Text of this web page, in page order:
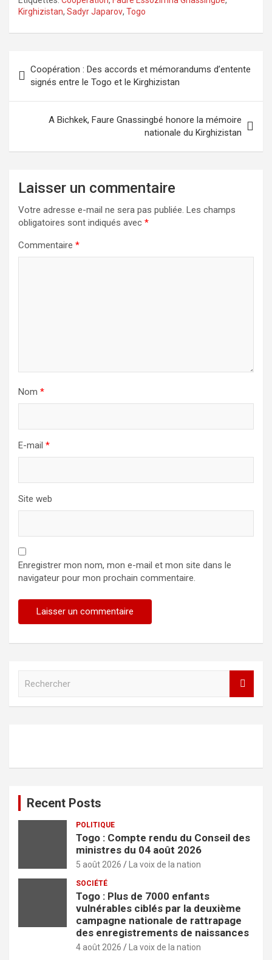
Kirghizistan, Sadyr Japarov, Togo
de
l’article
Coopération : Des accords et mémorandums d’entente
signés entre le Togo et le Kirghizistan
A Bichkek, Faure Gnassingbé honore la mémoire
nationale du Kirghizistan
Laisser un commentaire
Votre adresse e-mail ne sera pas publiée. Les champs
obligatoires sont indiqués avec *
Commentaire *
Nom *
E-mail *
Site web
Enregistrer mon nom, mon e-mail et mon site dans le
navigateur pour mon prochain commentaire.
h
Recent Posts
POLITIQUE
Togo : Compte rendu du Conseil des
ministres du 04 août 2026
5 août 2026 La voix de la nation
SOCIÉTÉ
Togo : Plus de 7000 enfants
vulnérables ciblés par la deuxième
campagne nationale de rattrapage
des enregistrements de naissances
4 août 2026 La voix de la nation